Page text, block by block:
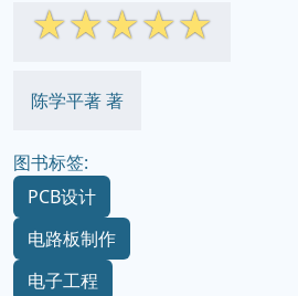
☆☆☆☆☆
陈学平著 著
图书标签:
PCB设计
电路板制作
电子工程